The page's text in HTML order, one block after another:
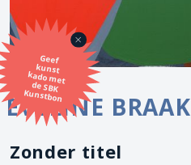
Geef
kunst
kado met
de SBK
Kunstbon
EVELINE BRAAK
Zonder titel